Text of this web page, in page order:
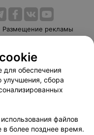
Размещение рекламы
Способы оплаты
103.by
данных
для обеспечения
улучшения, сбора
файлов
в более позднее время.